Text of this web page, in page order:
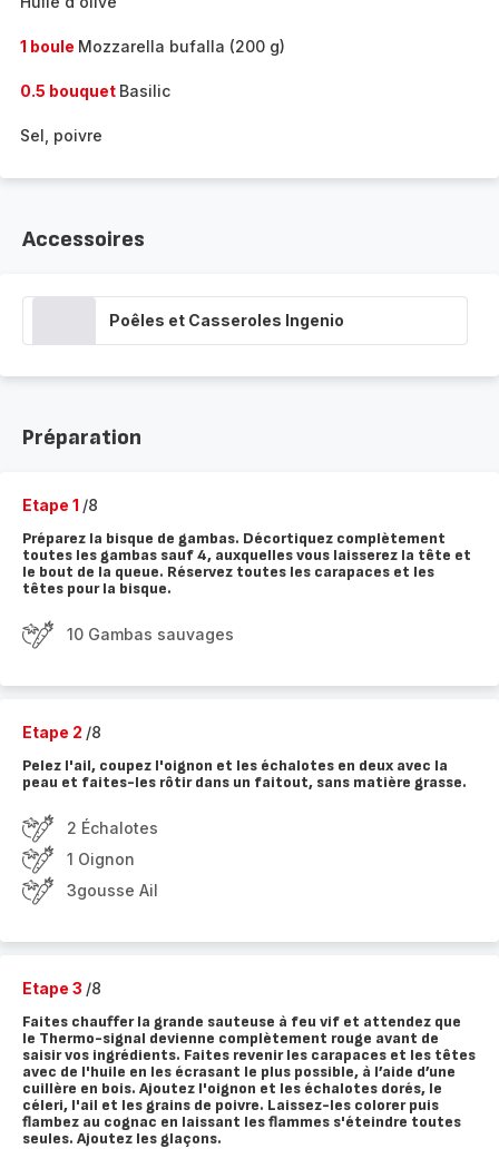
1 boule Mozzarella bufalla (200 g)
0.5 bouquet Basilic
Sel, poivre
Accessoires
Poêles et Casseroles Ingenio
Préparation
Etape 1 /8
Préparez la bisque de gambas. Décortiquez complètement
toutes les gambas sauf 4, auxquelles vous laisserez la tête et
le bout de la queue. Réservez toutes les carapaces et les
têtes pour la bisque.
10 Gambas sauvages
Etape 2 /8
Pelez l'ail, coupez l'oignon et les échalotes en deux avec la
peau et faites-les rôtir dans un faitout, sans matière grasse.
2 Échalotes
1 Oignon
3gousse Ail
Etape 3 /8
Faites chauffer la grande sauteuse à feu vif et attendez que
le Thermo-signal devienne complètement rouge avant de
saisir vos ingrédients. Faites revenir les carapaces et les têtes
avec de l'huile en les écrasant le plus possible, à l’aide d’une
cuillère en bois. Ajoutez l'oignon et les échalotes dorés, le
céleri, l'ail et les grains de poivre. Laissez-les colorer puis
flambez au cognac en laissant les flammes s'éteindre toutes
seules. Ajoutez les glaçons.